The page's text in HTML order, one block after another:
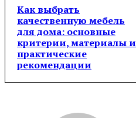
Как выбрать
качественную мебель
для дома: основные
критерии, материалы и
практические
рекомендации